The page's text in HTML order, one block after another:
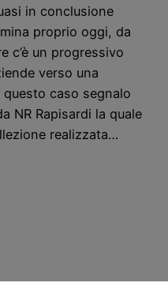
in conclusione
proprio oggi, da
c’è un progressivo
verso una
caso segnalo
NR Rapisardi la quale
realizzata…